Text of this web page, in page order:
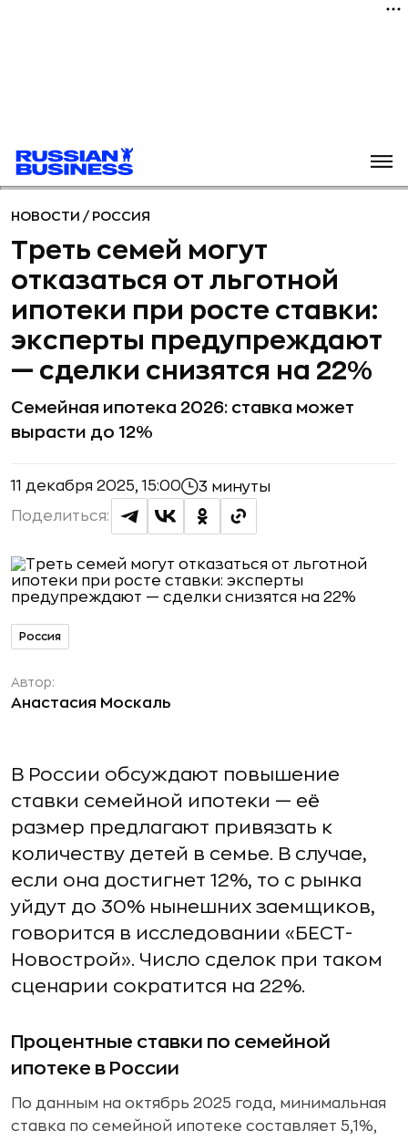
НОВОСТИ / РОССИЯ
Треть семей могут
отказаться от льготной
ипотеки при росте ставки:
эксперты предупреждают
— сделки снизятся на 22%
Семейная ипотека 2026: ставка может
вырасти до 12%
11 декабря 2025, 15:00 3 минуты
Поделиться:
Россия
Автор:
Анастасия Москаль
В России обсуждают повышение
ставки семейной ипотеки — её
размер предлагают привязать к
количеству детей в семье. В случае,
если она достигнет 12%, то с рынка
уйдут до 30% нынешних заемщиков,
говорится в исследовании «БЕСТ-
Новострой». Число сделок при таком
сценарии сократится на 22%.
Процентные ставки по семейной
ипотеке в России
По данным на октябрь 2025 года, минимальная
ставка по семейной ипотеке составляет 5,1%,